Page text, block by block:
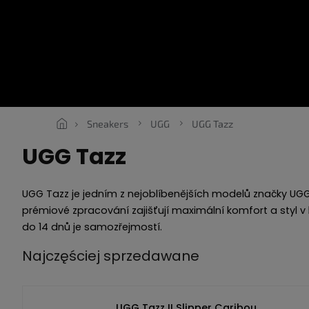
Sneakers UGG UGG Tazz
UGG Tazz
UGG Tazz je jedním z nejoblíbenějších modelů značky
prémiové zpracování zajišťují maximální komfort a styl
do 14 dnů je samozřejmostí.
Najczęściej sprzedawane